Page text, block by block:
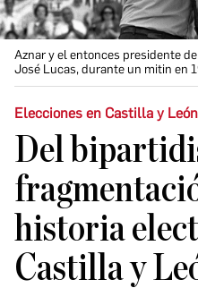
Aznar y el entonces presidente
José Lucas, durante un mitin en
Elecciones en Castilla y León
Del
historia
Castilla y